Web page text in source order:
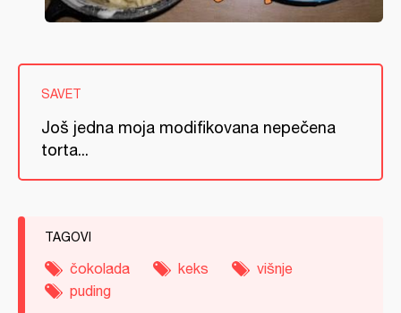
SAVET
Još jedna moja modifikovana nepečena
torta...
TAGOVI
čokolada keks
višnje
puding